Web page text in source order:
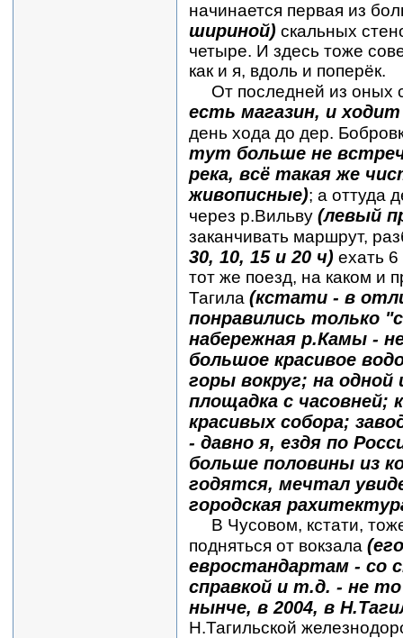
начинается первая из
шириной) скальных
четыре. И здесь тоже
как и я, вдоль и поперёк.
От последней из оных
есть магазин, и
день хода до дер.
тут больше не
река, всё такая же
живописные); а оттуда
через р.Вильву (левый
заканчивать маршрут,
30, 10, 15 и 20 ч) ехать
тот же поезд, на каком и
Тагила (кстати - в
понравились только
набережная р.Камы -
большое красивое
горы вокруг; на
площадка с часовней;
красивых собора;
- давно я, ездя по
больше половины из
годятся, мечтал
городская
В Чусовом, кстати,
подняться от вокзала
евростандартам - со
справкой и т.д. - не
нынче, в 2004, в
Н.Тагильской